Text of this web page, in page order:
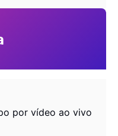
por vídeo ao vivo